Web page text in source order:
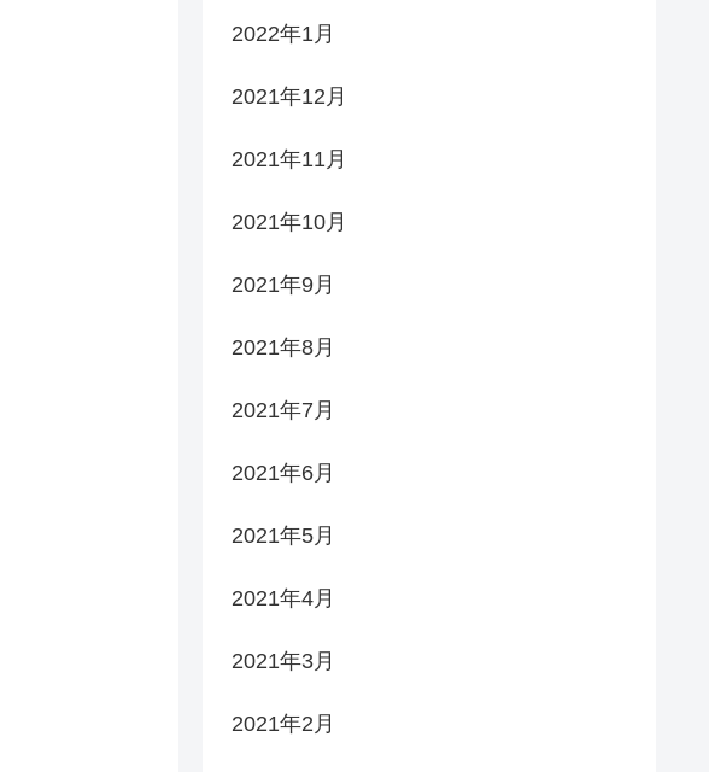
2022年1月
2021年12月
2021年11月
2021年10月
2021年9月
2021年8月
2021年7月
2021年6月
2021年5月
2021年4月
2021年3月
2021年2月